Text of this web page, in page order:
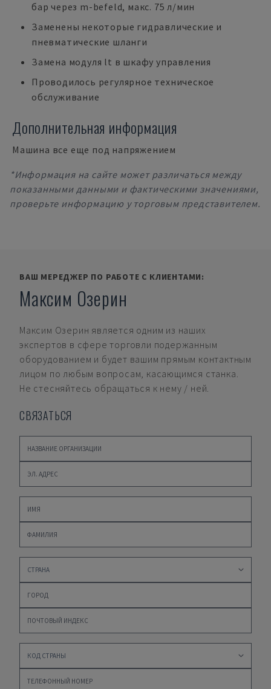
бар через m-befeld, макс. 75 л/мин
Заменены некоторые гидравлические и
пневматические шланги
Замена модуля lt в шкафу управления
Проводилось регулярное техническое
обслуживание
Дополнительная информация
Машина все еще под напряжением
*Информация на сайте может различаться между
показанными данными и фактическими значениями,
проверьте информацию у торговым представителем.
ВАШ МЕРЕДЖЕР ПО РАБОТЕ С КЛИЕНТАМИ:
Максим Озерин
Максим Озерин является одним из наших
экспертов в сфере торговли подержанным
оборудованием и будет вашим прямым контактным
лицом по любым вопросам, касающимся станка.
Не стесняйтесь обращаться к нему / ней.
СВЯЗАТЬСЯ